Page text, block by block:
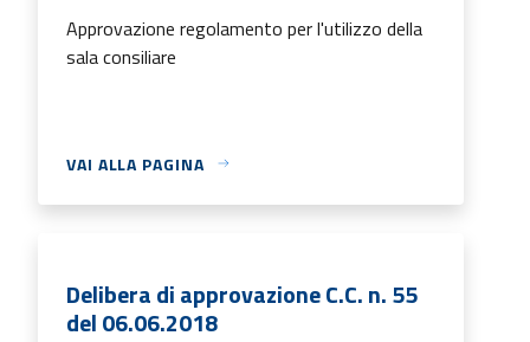
Approvazione regolamento per l'utilizzo della
sala consiliare
VAI ALLA PAGINA
Delibera di approvazione C.C. n. 55
del 06.06.2018